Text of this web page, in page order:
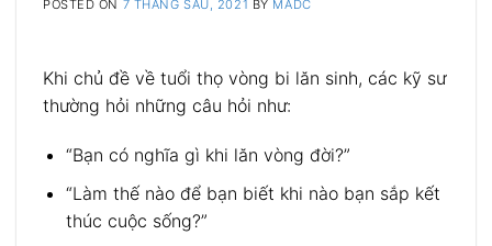
POSTED ON 7 THÁNG SÁU, 2021 BY MADC
Khi chủ đề về tuổi thọ vòng bi lăn sinh, các kỹ sư
thường hỏi những câu hỏi như:
“Bạn có nghĩa gì khi lăn vòng đời?”
“Làm thế nào để bạn biết khi nào bạn sắp kết
thúc cuộc sống?”